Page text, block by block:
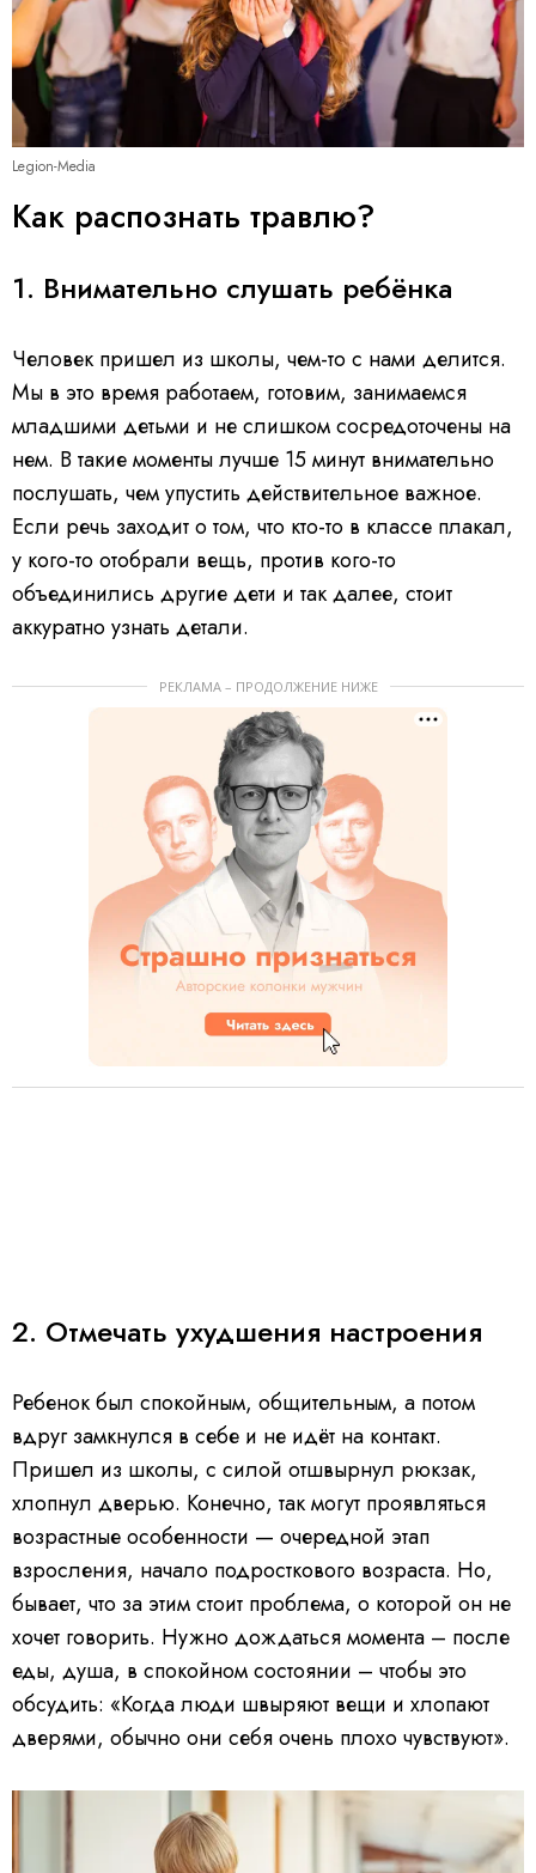
Legion-Media
Как распознать травлю?
1. Внимательно слушать ребёнка
Человек пришел из школы, чем-то с нами делится.
Мы в это время работаем, готовим, занимаемся
младшими детьми и не слишком сосредоточены на
нем. В такие моменты лучше 15 минут внимательно
послушать, чем упустить действительное важное.
Если речь заходит о том, что кто-то в классе плакал,
у кого-то отобрали вещь, против кого-то
объединились другие дети и так далее, стоит
аккуратно узнать детали.
РЕКЛАМА – ПРОДОЛЖЕНИЕ НИЖЕ
2. Отмечать ухудшения настроения
Ребенок был спокойным, общительным, а потом
вдруг замкнулся в себе и не идёт на контакт.
Пришел из школы, с силой отшвырнул рюкзак,
хлопнул дверью. Конечно, так могут проявляться
возрастные особенности — очередной этап
взросления, начало подросткового возраста. Но,
бывает, что за этим стоит проблема, о которой он не
хочет говорить. Нужно дождаться момента – после
еды, душа, в спокойном состоянии – чтобы это
обсудить: «Когда люди швыряют вещи и хлопают
дверями, обычно они себя очень плохо чувствуют».